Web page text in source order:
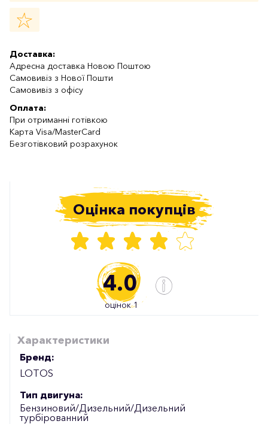
Доставка:
Адресна доставка Новою Поштою
Самовивіз з Нової Пошти
Самовивіз з офісу
Оплата:
При отриманні готівкою
Карта Visa/MasterCard
Безготівковий розрахунок
Оцінка покупців
4.0
оцінок 1
Характеристики
Бренд:
LOTOS
Тип двигуна:
Бензиновий/Дизельний/Дизельний
турбірованний